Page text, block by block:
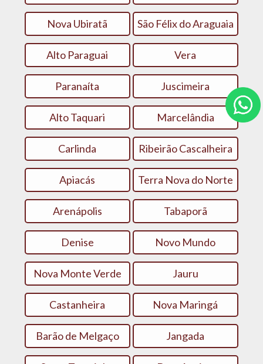
Nova Ubiratã São Félix do Araguaia
Alto Paraguai Vera
Paranaíta Juscimeira
Alto Taquari Marcelândia
Carlinda Ribeirão Cascalheira
Apiacás Terra Nova do Norte
Arenápolis Tabaporã
Denise Novo Mundo
Nova Monte Verde Jauru
Castanheira Nova Maringá
Barão de Melgaço Jangada